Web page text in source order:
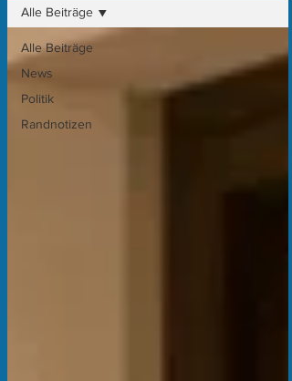
Alle Beiträge
News
Politik
Randnotizen
Alle Beiträge